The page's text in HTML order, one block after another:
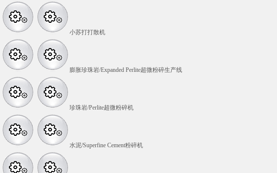
小苏打打散机
膨胀珍珠岩/Expanded Perlite超微粉碎生产线
珍珠岩/Perlite超微粉碎机
水泥/Superfine Cement粉碎机